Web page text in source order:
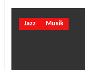
Jazz Musik